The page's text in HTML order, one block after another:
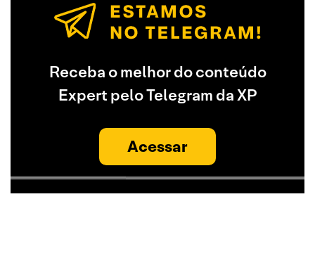
Receba o melhor do conteúdo
Expert pelo Telegram da XP
Acessar